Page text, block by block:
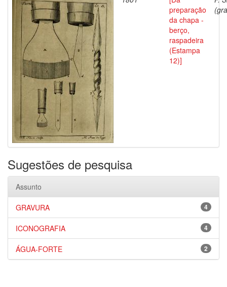
preparação
da chapa -
berço,
raspadeira
(Estampa
12)]
Sugestões de pesquisa
Assunto
4
GRAVURA
4
ICONOGRAFIA
2
ÁGUA-FORTE